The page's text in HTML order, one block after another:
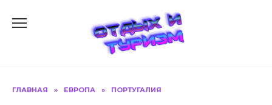
ГЛАВНАЯ » ЕВРОПА » ПОРТУГАЛИЯ